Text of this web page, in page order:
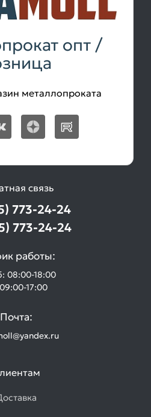
опт /
металлопроката
связь
773-24-24
773-24-24
работы:
08:00-18:00
17:00
Почта: